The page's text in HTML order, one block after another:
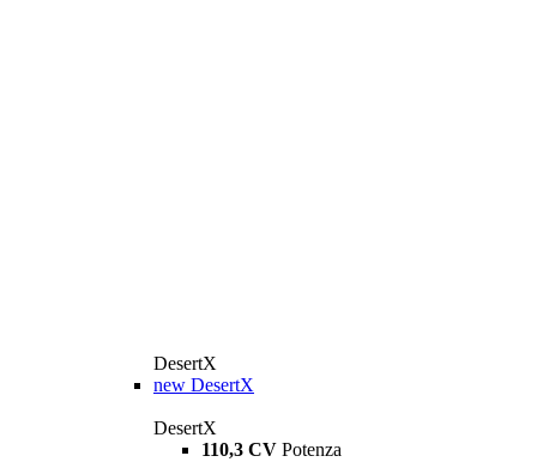
DesertX
new DesertX
DesertX
110,3 CV Potenza